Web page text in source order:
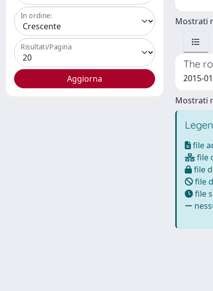
In ordine:
Risultati/Pagina
Mostrati
The
2015-
Mostrati
file
file
file
file
file